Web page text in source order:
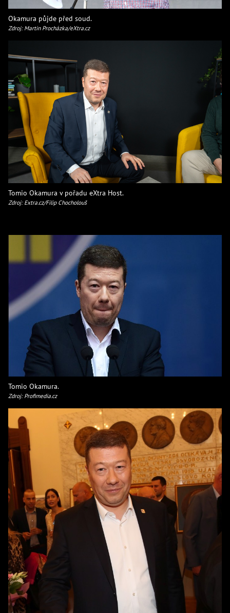
Okamura půjde před soud.
Zdroj: Martin Procházka/eXtra.cz
Tomio Okamura v pořadu eXtra Host.
Zdroj: Extra.cz/Filip Chocholouš
Tomio Okamura.
Zdroj: Profimedia.cz